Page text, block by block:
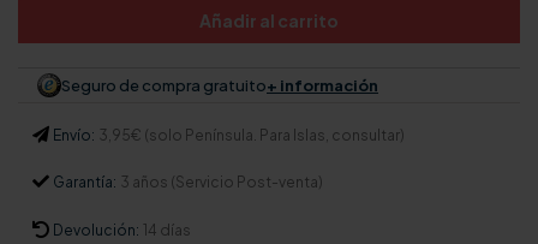
Añadir al carrito
Seguro de compra gratuito+ información
Envío: 3,95€ (solo Península. Para Islas, consultar)
Garantía: 3 años (Servicio Post-venta)
Devolución: 14 días